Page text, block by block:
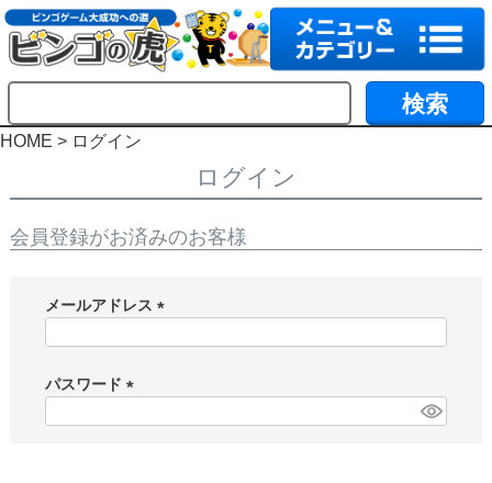
HOME ログイン
ログイン
会員登録がお済みのお客様
メールアドレス
)
パスワード